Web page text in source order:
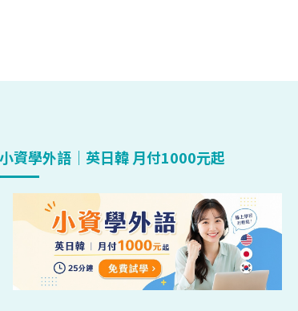
小資學外語｜英日韓 月付1000元起